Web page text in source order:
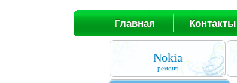
Главная Контакты
Nokia
ремонт